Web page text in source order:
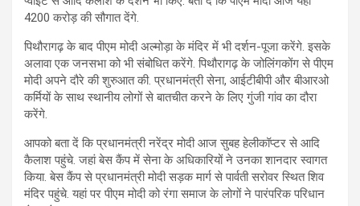
4200 करोड़ की सौगात देंगे.
पिथौरागढ़ के बाद पीएम मोदी अल्मोड़ा के मंदिर में भी दर्शन-पूजा करेंगे. इसके
अलावा एक जनसभा को भी संबोधित करेंगे. पिथौरागढ़ के जोलिंगकोंग से पीएम
मोदी अपने दौरे की शुरुआत की. प्रधानमंत्री सेना, आईटीबीपी और बीआरओ
कर्मियों के साथ स्थानीय लोगों से बातचीत करने के लिए गुंजी गांव का दौरा
करेंगे.
आपको बता दें कि प्रधानमंत्री नरेंद्र मोदी आज सुबह हेलीकॉप्टर से आदि
कैलाश पहुंचे. जहां बेस कैंप में सेना के अधिकारियों ने उनका शानदार स्वागत
किया. बेस कैंप से प्रधानमंत्री मोदी सड़क मार्ग से पार्वती सरोवर स्थित शिव
मंदिर पहुंचे. यहां पर पीएम मोदी को रंगा समाज के लोगों ने पारंपरिक परिधान